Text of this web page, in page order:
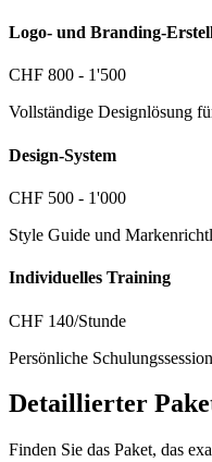
Logo- und Branding-
CHF 800 - 1'500
Vollständige Designlösung
Design-System
CHF 500 - 1'000
Style Guide und
Individuelles Training
CHF 140/Stunde
Persönliche Schulungssession
Detaillierter
Finden Sie das Paket, das